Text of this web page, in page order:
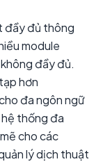
đầy đủ thông
module
đầy đủ.
hơn
đa ngôn ngữ
thống đa
cho các
lý dịch thuật